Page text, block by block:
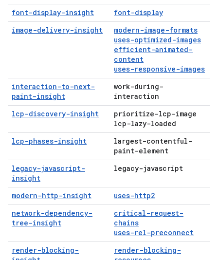
font-display-insight
font-display
image-delivery-insight
modern-image-formats
uses-optimized-images
efficient-animated-
content
uses-responsive-images
interaction-to-next-
paint-insight
work-during-
interaction
lcp-discovery-insight
prioritize-lcp-image
lcp-lazy-loaded
lcp-phases-insight
largest-contentful-
paint-element
legacy-javascript-
insight
legacy-javascript
modern-http-insight
uses-http2
network-dependency-
tree-insight
critical-request-
chains
uses-rel-preconnect
render-blocking-
render-blocking-